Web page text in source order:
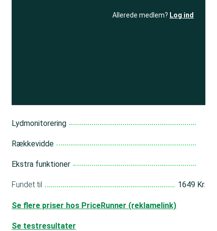
Allerede medlem? Log ind
Lydmonitorering
Rækkevidde
Ekstra funktioner
Fundet til 1649 Kr.
Se flere priser hos PriceRunner (reklamelink)
Se testresultater